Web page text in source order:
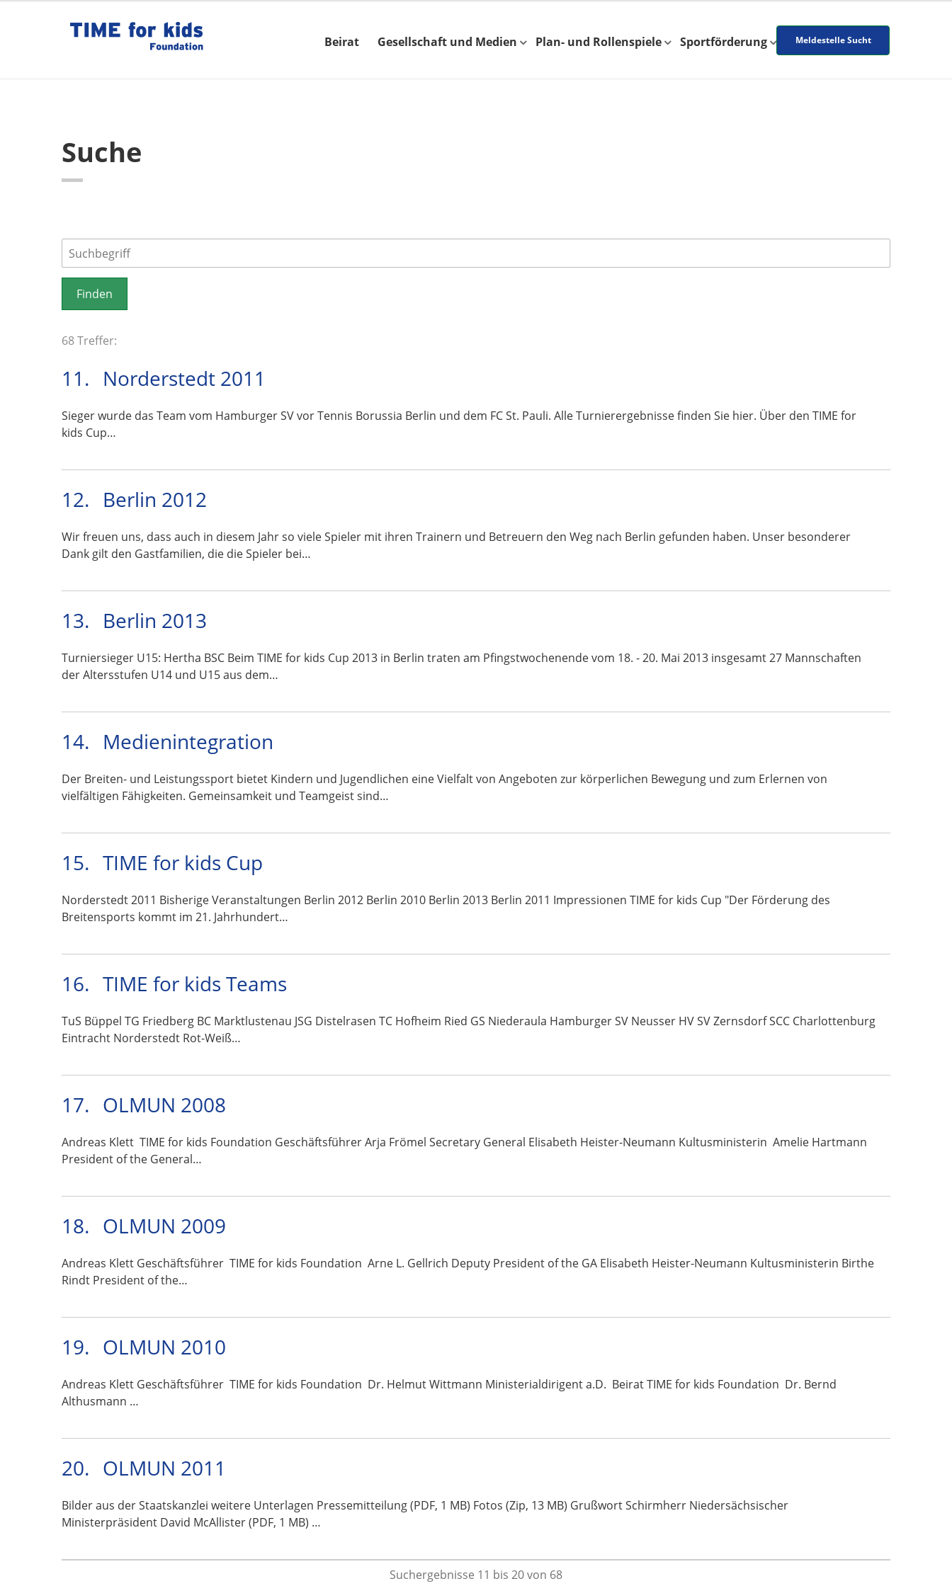
Beirat Gesellschaft und Medien Plan- und Rollenspiele Sportförderung Meldestelle Sucht
Suche
68 Treffer:
11. Norderstedt 2011
Sieger wurde das Team vom Hamburger SV vor Tennis Borussia Berlin und dem FC St. Pauli. Alle Turnierergebnisse finden Sie hier. Über den TIME for
kids Cup…
12. Berlin 2012
Wir freuen uns, dass auch in diesem Jahr so viele Spieler mit ihren Trainern und Betreuern den Weg nach Berlin gefunden haben. Unser besonderer
Dank gilt den Gastfamilien, die die Spieler bei…
13. Berlin 2013
Turniersieger U15: Hertha BSC Beim TIME for kids Cup 2013 in Berlin traten am Pfingstwochenende vom 18. - 20. Mai 2013 insgesamt 27 Mannschaften
der Altersstufen U14 und U15 aus dem…
14. Medienintegration
Der Breiten- und Leistungssport bietet Kindern und Jugendlichen eine Vielfalt von Angeboten zur körperlichen Bewegung und zum Erlernen von
vielfältigen Fähigkeiten. Gemeinsamkeit und Teamgeist sind…
15. TIME for kids Cup
Norderstedt 2011 Bisherige Veranstaltungen Berlin 2012 Berlin 2010 Berlin 2013 Berlin 2011 Impressionen TIME for kids Cup "Der Förderung des
Breitensports kommt im 21. Jahrhundert…
16. TIME for kids Teams
TuS Büppel TG Friedberg BC Marktlustenau JSG Distelrasen TC Hofheim Ried GS Niederaula Hamburger SV Neusser HV SV Zernsdorf SCC Charlottenburg
Eintracht Norderstedt Rot-Weiß…
17. OLMUN 2008
Andreas Klett TIME for kids Foundation Geschäftsführer Arja Frömel Secretary General Elisabeth Heister-Neumann Kultusministerin Amelie Hartmann
President of the General…
18. OLMUN 2009
Andreas Klett Geschäftsführer TIME for kids Foundation Arne L. Gellrich Deputy President of the GA Elisabeth Heister-Neumann Kultusministerin Birthe
Rindt President of the…
19. OLMUN 2010
Andreas Klett Geschäftsführer TIME for kids Foundation Dr. Helmut Wittmann Ministerialdirigent a.D. Beirat TIME for kids Foundation Dr. Bernd
Althusmann …
20. OLMUN 2011
Bilder aus der Staatskanzlei weitere Unterlagen Pressemitteilung (PDF, 1 MB) Fotos (Zip, 13 MB) Grußwort Schirmherr Niedersächsischer
Ministerpräsident David McAllister (PDF, 1 MB) …
Suchergebnisse 11 bis 20 von 68